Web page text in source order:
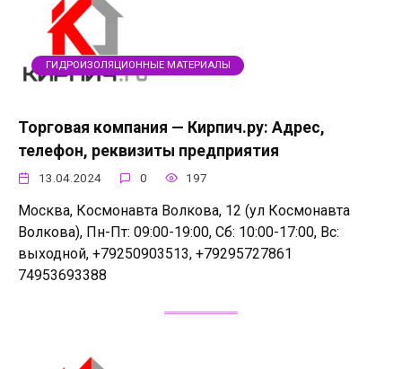
ГИДРОИЗОЛЯЦИОННЫЕ МАТЕРИАЛЫ
Торговая компания — Кирпич.ру: Адрес,
телефон, реквизиты предприятия
13.04.2024 0 197
Москва, Космонавта Волкова, 12 (ул Космонавта
Волкова), Пн-Пт: 09:00-19:00, Сб: 10:00-17:00, Вс:
выходной, +79250903513, +79295727861
74953693388